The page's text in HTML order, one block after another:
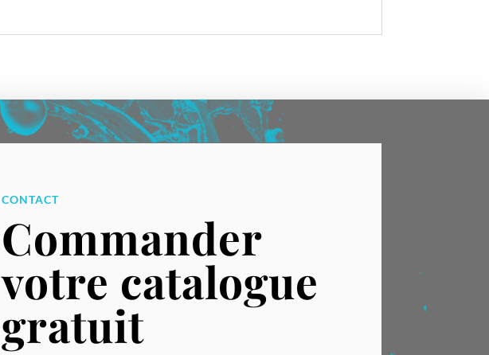
CONTACT
Commander
votre catalogue
gratuit